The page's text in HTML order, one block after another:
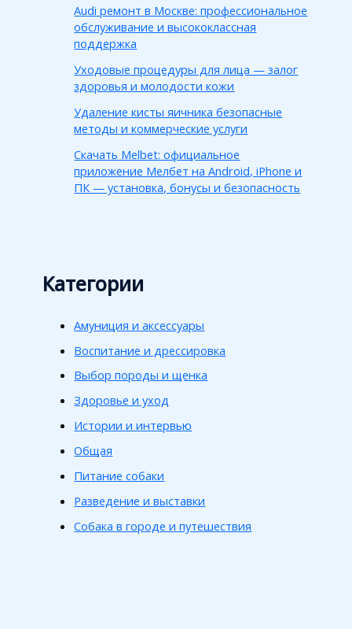
Audi ремонт в Москве: профессиональное
обслуживание и высококлассная
поддержка
Уходовые процедуры для лица — залог
здоровья и молодости кожи
Удаление кисты яичника безопасные
методы и коммерческие услуги
Скачать Melbet: официальное
приложение Мелбет на Android, iPhone и
ПК — установка, бонусы и безопасность
Категории
Амуниция и аксессуары
Воспитание и дрессировка
Выбор породы и щенка
Здоровье и уход
Истории и интервью
Общая
Питание собаки
Разведение и выставки
Собака в городе и путешествия